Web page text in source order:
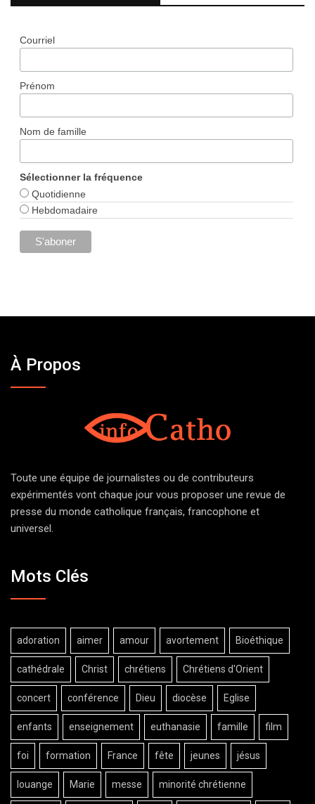
Courriel
Prénom
Nom de famille
Sélectionner la fréquence
Quotidienne
Hebdomadaire
À Propos
Toute une équipe de journalistes ou de contributeurs
expérimentés vont chaque jour vous proposer une revue de
presse du monde catholique français, francophone et
universel.
Mots Clés
adoration aimer amour avortement Bioéthique
cathédrale Christ chrétiens Chrétiens d'Orient
concert conférence Dieu diocèse Eglise
enfants enseignement euthanasie famille film
foi formation France fête jeunes jésus
louange Marie messe minorité chrétienne